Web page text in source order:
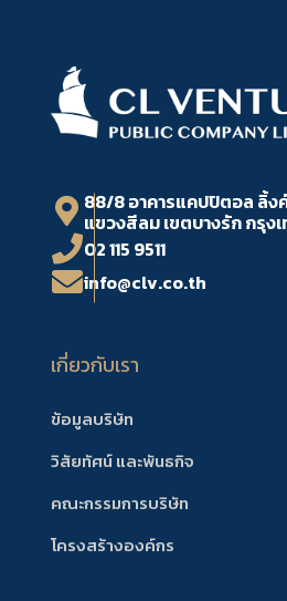
88/8 อาคารแคปปิตอล ลิ้ง
แขวงสีลม เขตบางรัก กรุง
02 115 9511
info@clv.co.th
เกี่ยวกับเรา
ข้อมูลบริษัท
วิสัยทัศน์ และพันธกิจ
คณะกรรมการบริษัท
โครงสร้างองค์กร